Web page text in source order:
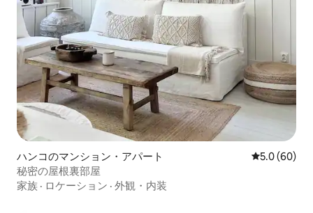
ハンコのマンション・アパート レビュー60
5.0 (60)
秘密の屋根裏部屋
家族 · ロケーション · 外観・内装